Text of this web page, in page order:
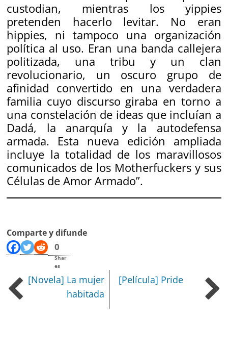
custodian, mientras los yippies
pretenden hacerlo levitar. No eran
hippies, ni tampoco una organización
política al uso. Eran una banda callejera
politizada, una tribu y un clan
revolucionario, un oscuro grupo de
afinidad convertido en una verdadera
familia cuyo discurso giraba en torno a
una constelación de ideas que incluían a
Dadá, la anarquía y la autodefensa
armada. Esta nueva edición ampliada
incluye la totalidad de los maravillosos
comunicados de los Motherfuckers y sus
Células de Amor Armado”.
Comparte y difunde
0
Shar
es
[Novela] La mujer
habitada
[Película] Pride